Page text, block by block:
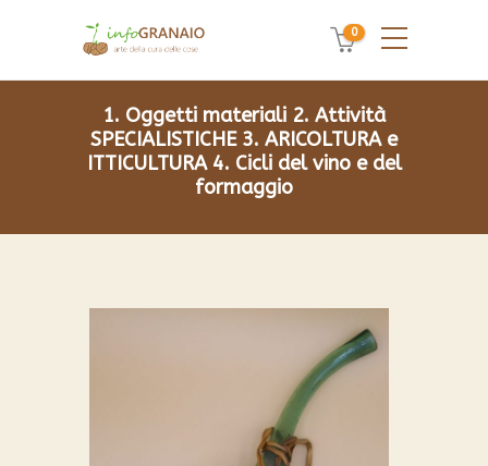
0
1. Oggetti materiali 2. Attività
SPECIALISTICHE 3. ARICOLTURA e
ITTICULTURA 4. Cicli del vino e del
formaggio